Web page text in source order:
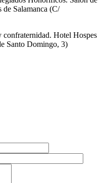
Salamanca (C/
confraternidad. Hotel Hospes
Santo Domingo, 3)